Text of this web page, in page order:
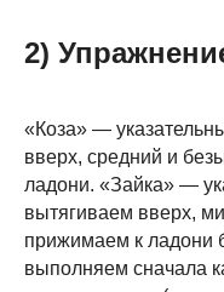
2)
«Коза» —
вверх, средний и
ладони. «Зайка» —
вытягиваем вверх,
прижимаем к ладони
выполняем сначала